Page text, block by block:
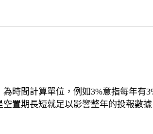
時間計算單位，例如3%意指每年有
置期長短就足以影響整年的投報數